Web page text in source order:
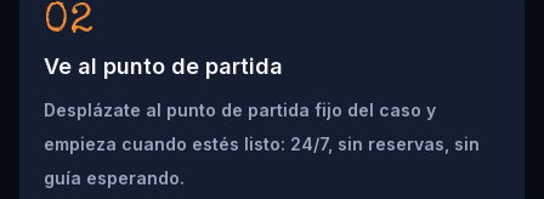
02
Ve al punto de partida
Desplázate al punto de partida fijo del caso y
empieza cuando estés listo: 24/7, sin reservas, sin
guía esperando.